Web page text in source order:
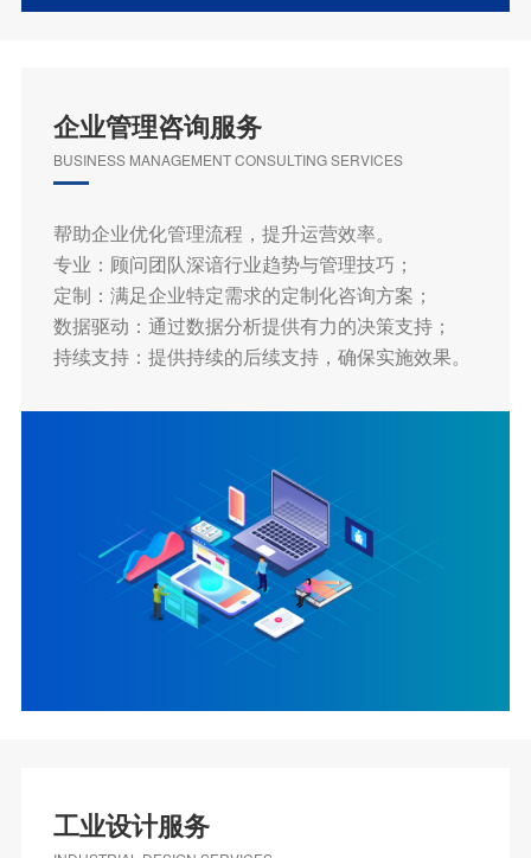
企业管理咨询服务
BUSINESS MANAGEMENT CONSULTING SERVICES
帮助企业优化管理流程，提升运营效率。
专业：顾问团队深谙行业趋势与管理技巧；
定制：满足企业特定需求的定制化咨询方案；
数据驱动：通过数据分析提供有力的决策支持；
持续支持：提供持续的后续支持，确保实施效果。
工业设计服务